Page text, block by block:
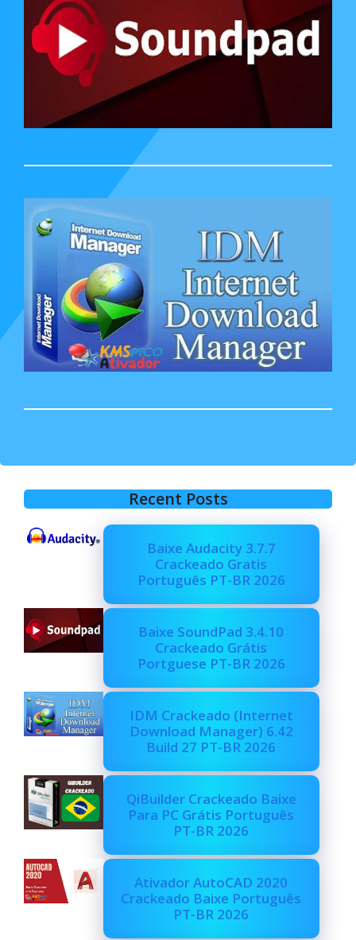
Recent Posts
Baixe Audacity 3.7.7
Crackeado Gratis
Português PT-BR 2026
Baixe SoundPad 3.4.10
Crackeado Grátis
Portguese PT-BR 2026
IDM Crackeado (Internet
Download Manager) 6.42
Build 27 PT-BR 2026
QiBuilder Crackeado Baixe
Para PC Grátis Português
PT-BR 2026
Ativador AutoCAD 2020
Crackeado Baixe Português
PT-BR 2026